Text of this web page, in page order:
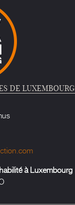
DE LUXEMBOURG
à Luxembourg